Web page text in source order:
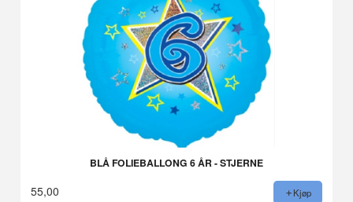
BLÅ FOLIEBALLONG 6 ÅR - STJERNE
55,00 Kjøp